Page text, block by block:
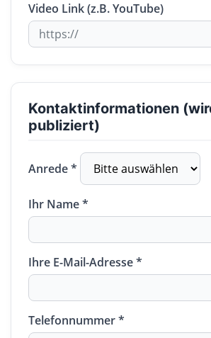
Video Link (z.B. YouTube)
Kontaktinformationen
publiziert)
Anrede *
Ihr Name *
Ihre E-Mail-Adresse *
Telefonnummer *